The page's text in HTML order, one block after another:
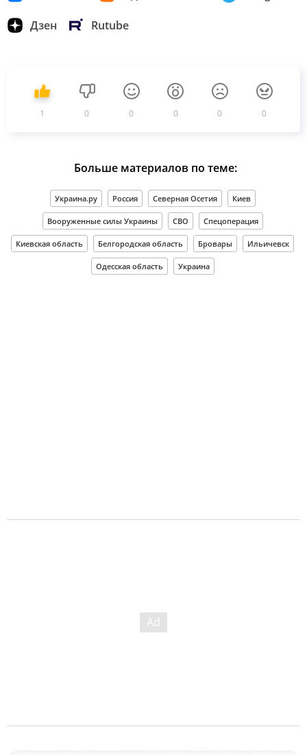
Дзен Rutube
1 0 0 0 0 0
Больше материалов по теме:
Украина.ру Россия Северная Осетия Киев
Вооруженные силы Украины СВО Спецоперация
Киевская область Белгородская область Бровары Ильичевск
Одесская область Украина